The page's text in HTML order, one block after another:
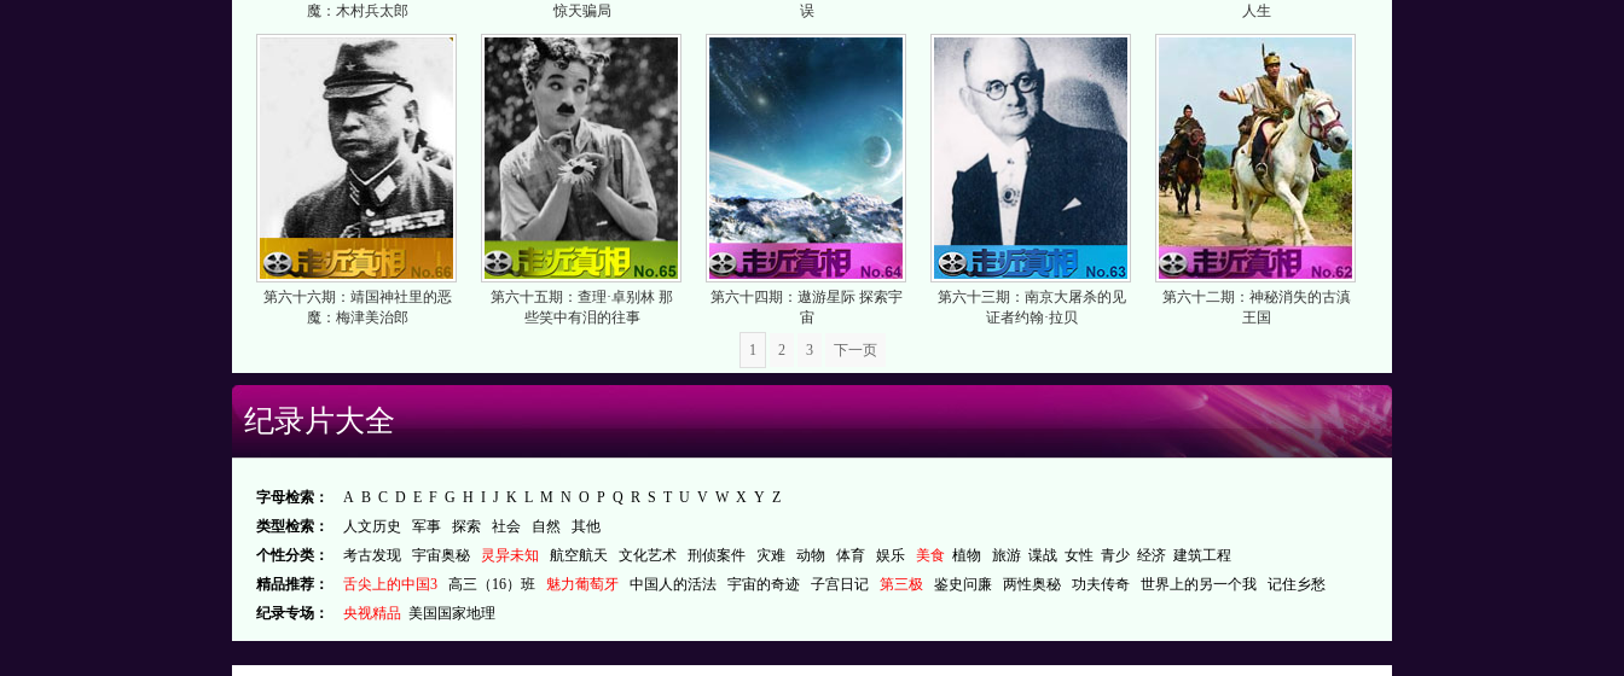
魔：木村兵太郎
惊天骗局
误
人生
第六十六期：靖国神社里的恶
魔：梅津美治郎
第六十五期：查理·卓别林 那
些笑中有泪的往事
第六十四期：遨游星际 探索宇
宙
第六十三期：南京大屠杀的见
证者约翰·拉贝
第六十二期：神秘消失的古滇
王国
1
2 3 下一页
纪录片大全
字母检索： A B C D E F G H I J K L M N O P Q R S T U V W X Y Z
类型检索：
人文历史 军事 探索 社会 自然
其他
个性分类：
考古发现 宇宙奥秘 灵异未知 航空航天 文化艺术 刑侦案件 灾难 动物 体育 娱乐 美食 植物 旅游 谍战 女性 青少 经济 建筑工程
精品推荐：
舌尖上的中国3 高三（16）班 魅力葡萄牙 中国人的活法 宇宙的奇迹 子宫日记 第三极 鉴史问廉 两性奥秘 功夫传奇 世界上的另一个我
记住乡愁
纪录专场：
央视精品 美国国家地理